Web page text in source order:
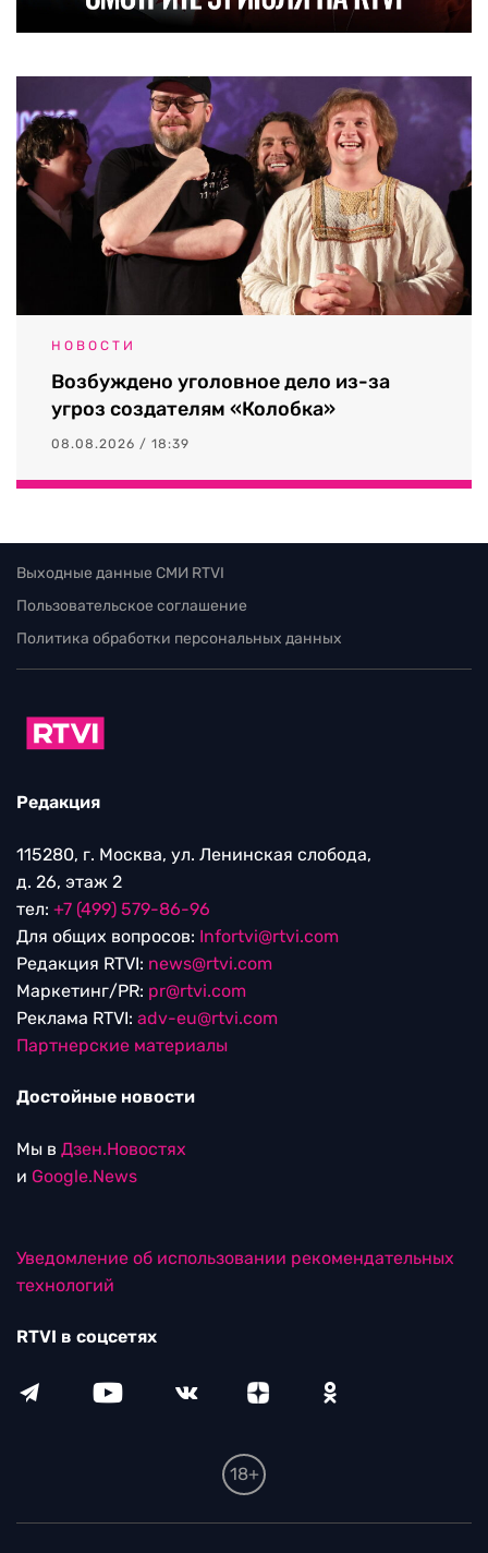
НОВОСТИ
Возбуждено уголовное дело из-за
угроз создателям «Колобка»
08.08.2026 / 18:39
Выходные данные СМИ RTVI
Пользовательское соглашение
Политика обработки персональных данных
Редакция
115280, г. Москва, ул. Ленинская слобода,
д. 26, этаж 2
тел: +7 (499) 579-86-96
Для общих вопросов: Infortvi@rtvi.com
Редакция RTVI: news@rtvi.com
Маркетинг/PR: pr@rtvi.com
Реклама RTVI: adv-eu@rtvi.com
Партнерские материалы
Достойные новости
Мы в Дзен.Новостях
и Google.News
Уведомление об использовании рекомендательных
технологий
RTVI в соцсетях
18+